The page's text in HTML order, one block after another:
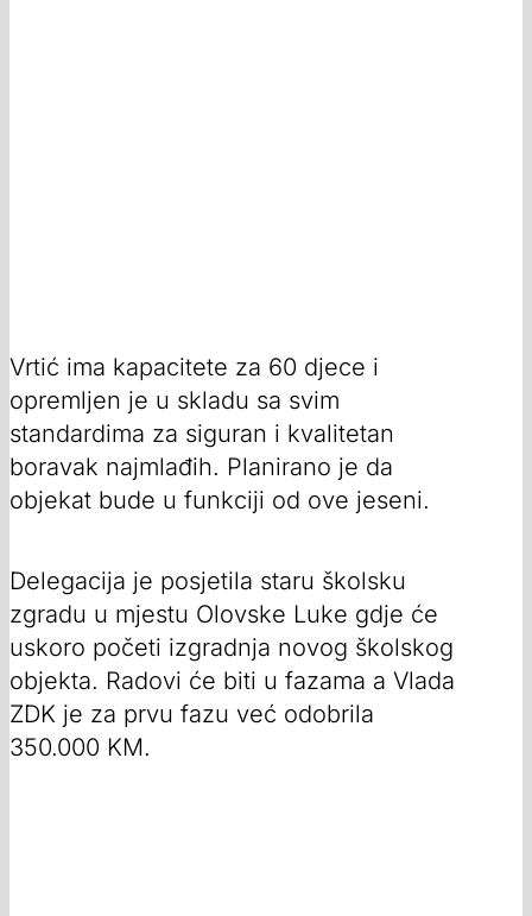
Vrtić ima kapacitete za 60 djece i
opremljen je u skladu sa svim
standardima za siguran i kvalitetan
boravak najmlađih. Planirano je da
objekat bude u funkciji od ove jeseni.
Delegacija je posjetila staru školsku
zgradu u mjestu Olovske Luke gdje će
uskoro početi izgradnja novog školskog
objekta. Radovi će biti u fazama a Vlada
ZDK je za prvu fazu već odobrila
350.000 KM.